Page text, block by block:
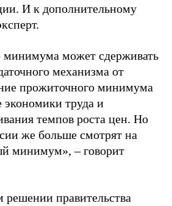
И к дополнительному
минимума может сдерживать
механизма от
прожиточного минимума
экономики труда и
темпов роста цен. Но
же больше смотрят на
минимум», – говорит
решении правительства